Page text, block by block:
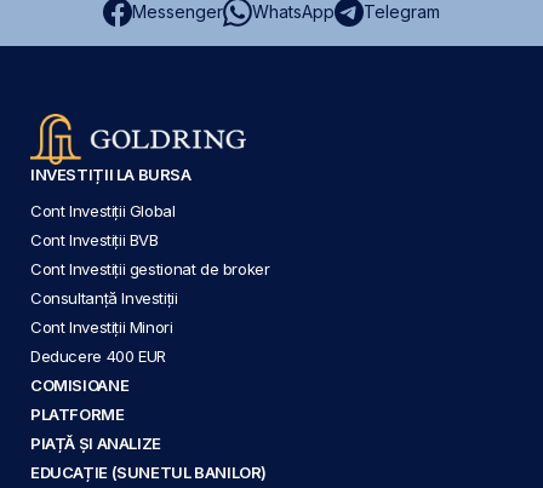
Messenger WhatsApp Telegram
INVESTIȚII LA BURSA
Cont Investiții Global
Cont Investiții BVB
Cont Investiții gestionat de broker
Consultanță Investiții
Cont Investiții Minori
Deducere 400 EUR
COMISIOANE
PLATFORME
PIAȚĂ ȘI ANALIZE
EDUCAȚIE (SUNETUL BANILOR)